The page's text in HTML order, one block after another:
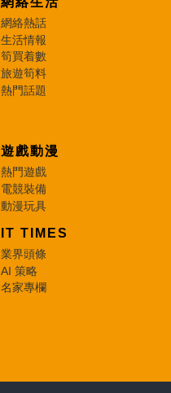
網絡熱話
生活情報
筍買着數
旅遊筍料
熱門話題
遊戲動漫
熱門遊戲
電競裝備
動漫玩具
IT TIMES
業界頭條
AI 策略
名家專欄